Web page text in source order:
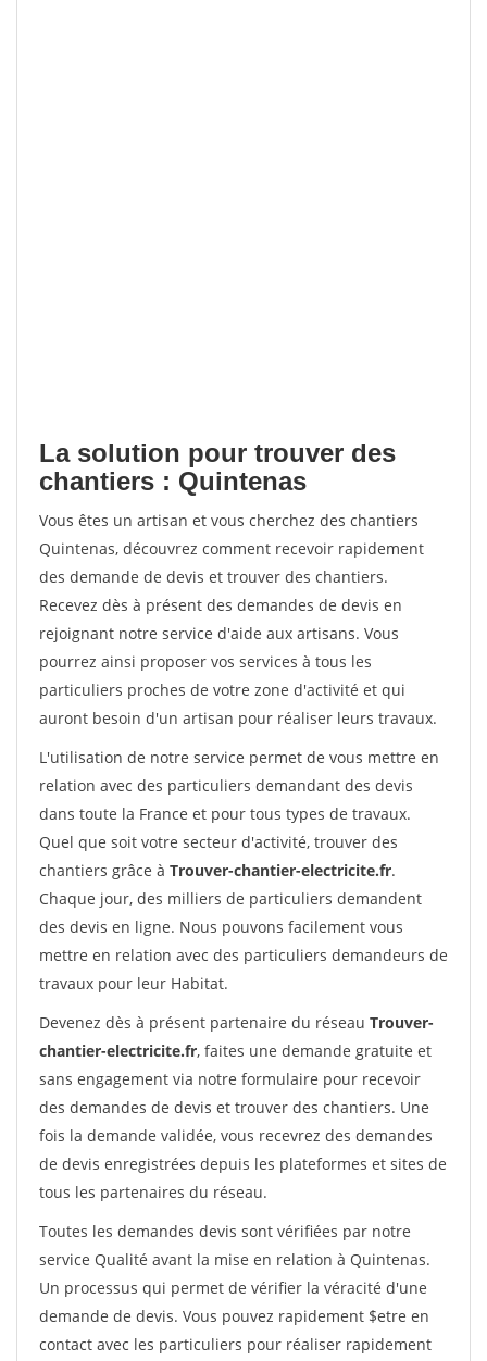
La solution pour trouver des
chantiers : Quintenas
Vous êtes un artisan et vous cherchez des chantiers
Quintenas, découvrez comment recevoir rapidement
des demande de devis et trouver des chantiers.
Recevez dès à présent des demandes de devis en
rejoignant notre service d'aide aux artisans. Vous
pourrez ainsi proposer vos services à tous les
particuliers proches de votre zone d'activité et qui
auront besoin d'un artisan pour réaliser leurs travaux.
L'utilisation de notre service permet de vous mettre en
relation avec des particuliers demandant des devis
dans toute la France et pour tous types de travaux.
Quel que soit votre secteur d'activité, trouver des
chantiers grâce à Trouver-chantier-electricite.fr.
Chaque jour, des milliers de particuliers demandent
des devis en ligne. Nous pouvons facilement vous
mettre en relation avec des particuliers demandeurs de
travaux pour leur Habitat.
Devenez dès à présent partenaire du réseau Trouver-
chantier-electricite.fr, faites une demande gratuite et
sans engagement via notre formulaire pour recevoir
des demandes de devis et trouver des chantiers. Une
fois la demande validée, vous recevrez des demandes
de devis enregistrées depuis les plateformes et sites de
tous les partenaires du réseau.
Toutes les demandes devis sont vérifiées par notre
service Qualité avant la mise en relation à Quintenas.
Un processus qui permet de vérifier la véracité d'une
demande de devis. Vous pouvez rapidement $etre en
contact avec les particuliers pour réaliser rapidement